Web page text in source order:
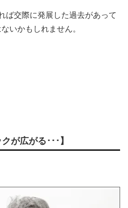
ば交際に発展した過去があって
いかもしれません。
が広がる･･･】